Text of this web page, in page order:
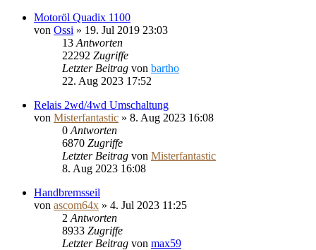
Motoröl Quadix 1100
von Ossi » 19. Jul 2019 23:03
13 Antworten
22292 Zugriffe
Letzter Beitrag von bartho
22. Aug 2023 17:52
Relais 2wd/4wd Umschaltung
von Misterfantastic » 8. Aug 2023 16:08
0 Antworten
6870 Zugriffe
Letzter Beitrag von Misterfantastic
8. Aug 2023 16:08
Handbremsseil
von ascom64x » 4. Jul 2023 11:25
2 Antworten
8933 Zugriffe
Letzter Beitrag von max59